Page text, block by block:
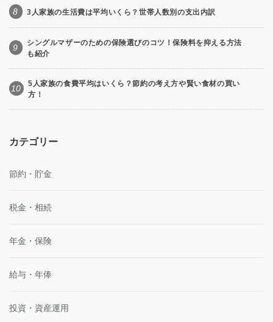
8 3人家族の生活費は平均いくら？世帯人数別の支出内訳
9
シングルマザーのための保険選びのコツ！保険料を抑える方法
も紹介
10
5人家族の食費平均はいくら？節約の考え方や賢い食材の買い
方！
カテゴリー
節約・貯金
税金・相続
年金・保険
給与・年俸
投資・資産運用